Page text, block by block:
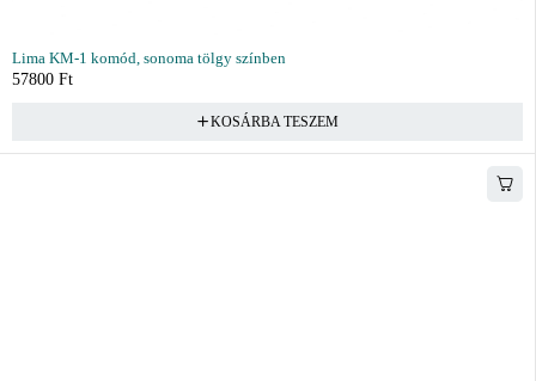
Lima KM-1 komód, sonoma tölgy színben
57800 Ft
KOSÁRBA TESZEM